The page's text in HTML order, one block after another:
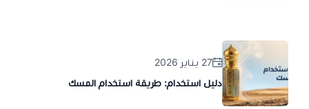
27 يناير 2026
دليل استخدام: طريقة استخدام المسك